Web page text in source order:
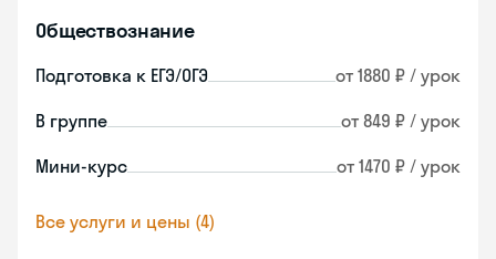
Обществознание
Подготовка к ЕГЭ/ОГЭ от 1880 ₽ / урок
В группе от 849 ₽ / урок
Мини-курс от 1470 ₽ / урок
Все услуги и цены (4)